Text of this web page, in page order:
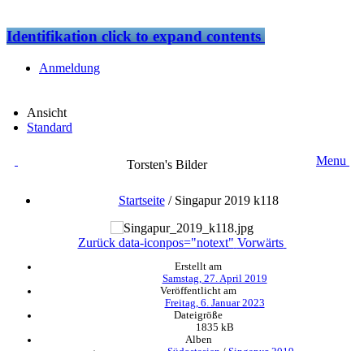
Identifikationclick to expand contents
Anmeldung
Ansicht
Standard
Torsten's Bilder Menu
Startseite/ Singapur 2019 k118
Zurück data-iconpos="notext" Vorwärts
Erstellt am
Samstag, 27. April 2019
Veröffentlicht am
Freitag, 6. Januar 2023
Dateigröße
1835 kB
Alben